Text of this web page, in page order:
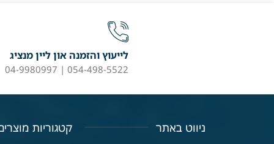
לייעוץ והזמנה און ליין מנציג
054-498-5522 | 04-9980997
ניווט באתר קטגוריות